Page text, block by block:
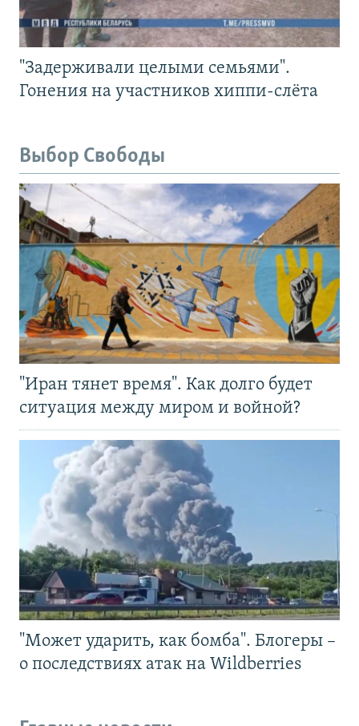
"Задерживали целыми семьями".
Гонения на участников хиппи-слёта
Выбор Свободы
"Иран тянет время". Как долго будет
ситуация между миром и войной?
"Может ударить, как бомба". Блогеры –
о последствиях атак на Wildberries